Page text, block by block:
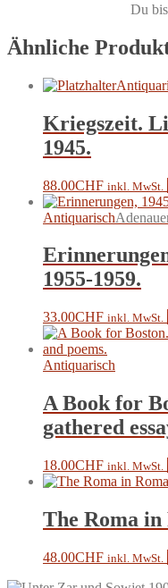
Du
Ähnliche
Kriegszeit.
1945.
88.00CHF inkl. MwSt.
Antiquarisch
1955-1959.
33.00CHF inkl. MwSt.
Antiquarisch
A Book for
gathered
18.00CHF inkl. MwSt.
The Roma
48.00CHF inkl. MwSt.